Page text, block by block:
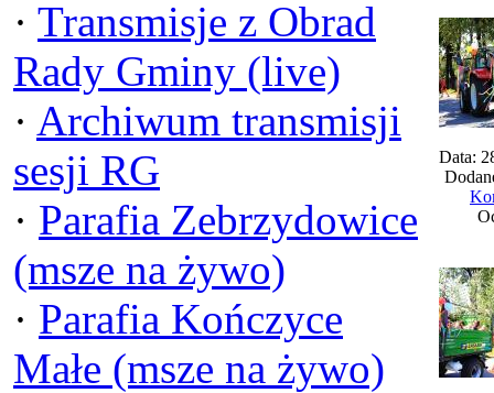
· Transmisje z Obrad
Rady Gminy (live)
· Archiwum transmisji
sesji RG
· Parafia Zebrzydowice
(msze na żywo)
· Parafia Kończyce
Małe (msze na żywo)
Data: